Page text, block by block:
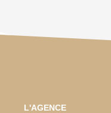
L'AGENCE